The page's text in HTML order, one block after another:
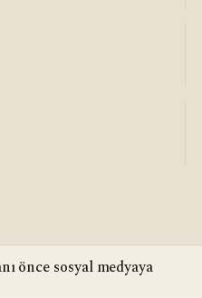
önce sosyal medyaya